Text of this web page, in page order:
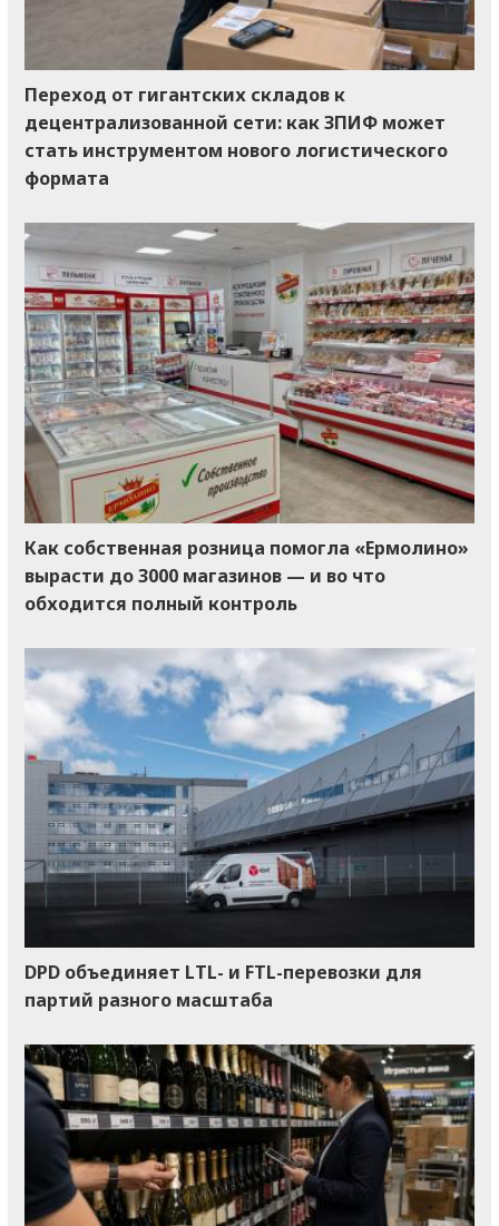
Переход от гигантских складов к
децентрализованной сети: как ЗПИФ может
стать инструментом нового логистического
формата
Как собственная розница помогла «Ермолино»
вырасти до 3000 магазинов — и во что
обходится полный контроль
DPD объединяет LTL- и FTL-перевозки для
партий разного масштаба